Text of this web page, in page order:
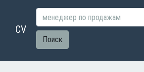
CV
Поиск